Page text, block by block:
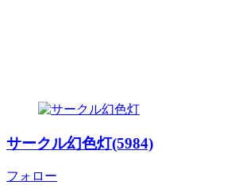
サークル幻色灯(5984)
フォロー